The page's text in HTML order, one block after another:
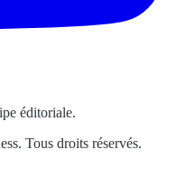
éditoriale.
Tous droits réservés.